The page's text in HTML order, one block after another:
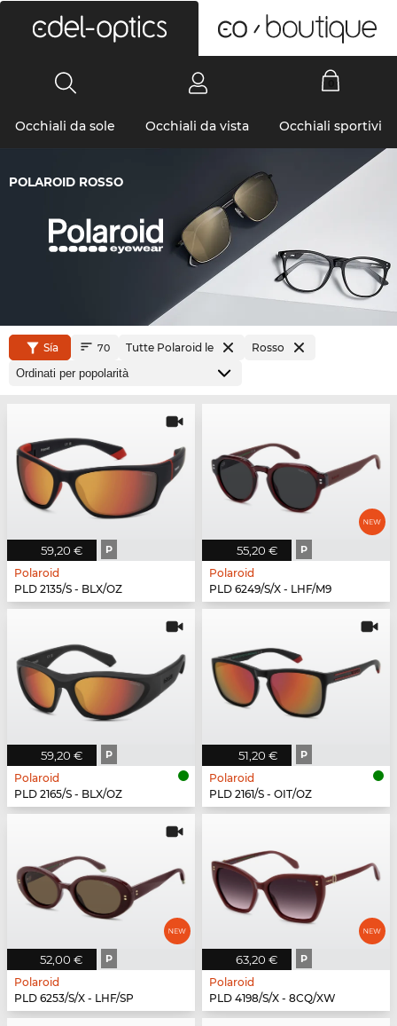
Occhiali da sole Occhiali da vista Occhiali sportivi
POLAROID ROSSO
Sía 70 Tutte Polaroid le Rosso
59,20 € P
Polaroid
PLD 2135/S - BLX/OZ
55,20 € P
Polaroid
PLD 6249/S/X - LHF/M9
59,20 € P
Polaroid
PLD 2165/S - BLX/OZ
51,20 € P
Polaroid
PLD 2161/S - OIT/OZ
52,00 € P
Polaroid
PLD 6253/S/X - LHF/SP
63,20 € P
Polaroid
PLD 4198/S/X - 8CQ/XW